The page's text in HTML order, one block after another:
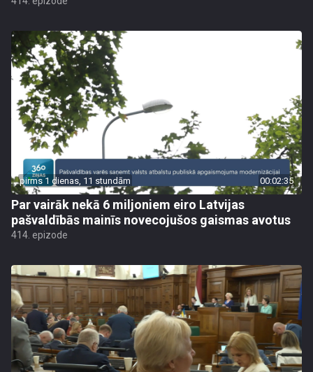
pirms 1 dienas, 11 stundām 00:02:35
Par vairāk nekā 6 miljoniem eiro Latvijas
pašvaldībās mainīs novecojušos gaismas avotus
414. epizode